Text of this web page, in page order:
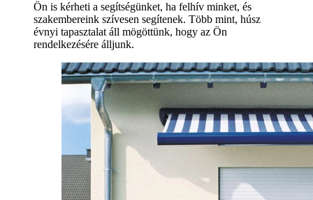
Ön is kérheti a segítségünket, ha felhív minket, és
szakembereink szívesen segítenek. Több mint, húsz
évnyi tapasztalat áll mögöttünk, hogy az Ön
rendelkezésére álljunk.